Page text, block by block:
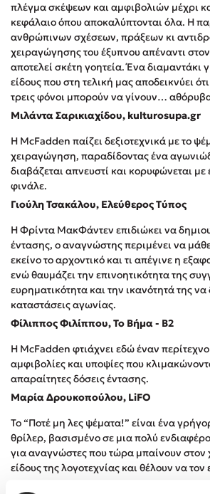
Συγχαρητήρια, Πέθανες! Μια ξενάγηση
ελληνικής μυθολογίας
3 βιβλία που μπορείς να διαβάσεις σε
Εύκολη συνταγή για chicken BBQ pizza
Πετρετζίκη!
Διακοπές με τα παιδιά: Η ανάγκη μας για
σύγκρουση με τη δική τους για εκτόνωση
τάση σου!
Προσεχείς εκδηλώσεις
Ο Κώστας Κρομμύδας στο Παλαιοχώρι
Ο Κώστας Κρομμύδας και η Μαρίνα
Χαλκιδικής
Ο Στέφανος Ξενάκης στη Χίο
Ο Κώστας Κρομμύδας & η Μαρίνα Γιώτη
Βιβλίου στο Πεδίον του Άρεως
Ο Βαγγέλης Ηλιόπουλος & η Τζένη
54o Φεστιβάλ Βιβλίου στο Πεδίον του
πλέγμα σκέψεων και αμφιβολιών μέχρι
κεφάλαιο όπου αποκαλύπτονται όλα. Η
ανθρώπινων σχέσεων, πράξεων κι
χειραγώγησης του έξυπνου απέναντι
αποτελεί σκέτη γοητεία. Ένα διαμαντάκι
είδους που στη τελική μας αποδεικνύει
τρεις φόνοι μπορούν να γίνουν…
Μιλάντα Σαρικιαχίδου, kulturosupa.gr
Η McFadden παίζει δεξιοτεχνικά με το
χειραγώγηση, παραδίδοντας ένα
διαβάζεται απνευστί και κορυφώνεται με
φινάλε.
Γιούλη Τσακάλου, Ελεύθερος Τύπος
Η Φρίντα ΜακΦάντεν επιδιώκει να
έντασης, ο αναγνώστης περιμένει να
εκείνο το αρχοντικό και τι απέγινε η
ενώ θαυμάζει την επινοητικότητα της
ευρηματικότητα και την ικανότητά της να
καταστάσεις αγωνίας.
Φίλιππος Φιλίππου, Το Βήμα - Β2
H McFadden φτιάχνει εδώ έναν
αμφιβολίες και υποψίες που
απαραίτητες δόσεις έντασης.
Μαρία Δρουκοπούλου, LiFO
Το “Ποτέ μη λες ψέματα!” είναι ένα
θρίλερ, βασισμένο σε μια πολύ
για αναγνώστες που τώρα μπαίνουν στον
είδους της λογοτεχνίας και θέλουν να